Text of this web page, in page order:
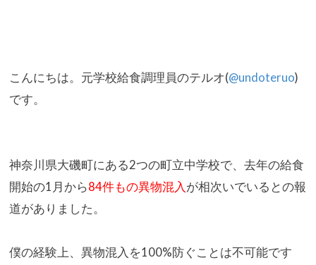
こんにちは。元学校給食調理員のテルオ(@undoteruo)
です。
神奈川県大磯町にある2つの町立中学校で、去年の給食
開始の1月から84件もの異物混入が相次いでいるとの報
道がありました。
僕の経験上、異物混入を100%防ぐことは不可能です